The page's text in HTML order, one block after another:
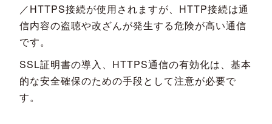
／HTTPS接続が使用されますが、HTTP接続は通
信内容の盗聴や改ざんが発生する危険が高い通信
です。
SSL証明書の導入、HTTPS通信の有効化は、基本
的な安全確保のための手段として注意が必要で
す。